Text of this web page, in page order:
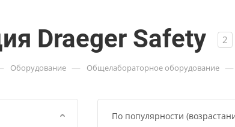
Draeger Safety 2
Оборудование — Общелабораторное оборудование —
По популярности